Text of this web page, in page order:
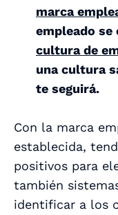
marca
empleado se
cultura de
una cultura
te seguirá.
Con la marca
establecida,
positivos para
también
identificar a los